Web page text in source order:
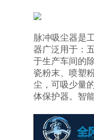
脉冲吸尘器是
器广泛用于：
于生产车间的
瓷粉末、喷塑
尘，可吸少量
体保护器。智